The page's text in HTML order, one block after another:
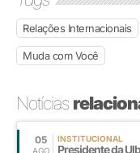
Relações Internacionais
Muda com Você
Notícias
05
AGO
INSTITUCIONAL
Presidente da